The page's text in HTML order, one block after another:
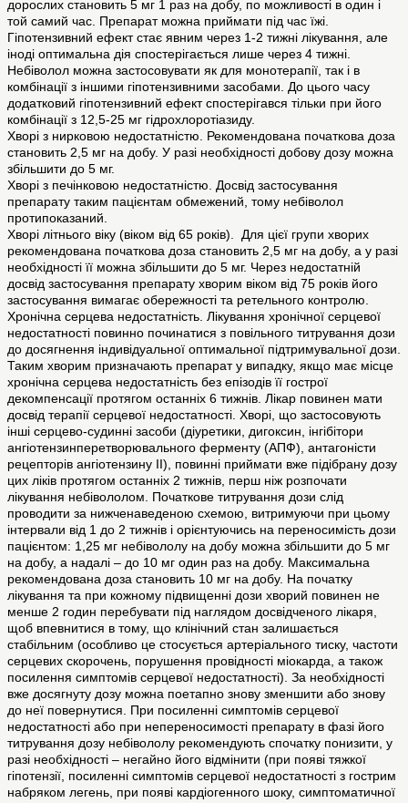
дорослих становить 5 мг 1 раз на добу, по можливості в один і
той самий час. Препарат можна приймати під час їжі.
Гіпотензивний ефект стає явним через 1-2 тижні лікування, але
іноді оптимальна дія спостерігається лише через 4 тижні.
Небіволол можна застосовувати як для монотерапії, так і в
комбінації з іншими гіпотензивними засобами. До цього часу
додатковий гіпотензивний ефект спостерігався тільки при його
комбінації з 12,5-25 мг гідрохлоротіазиду.
Хворі з нирковою недостатністю. Рекомендована початкова доза
становить 2,5 мг на добу. У разі необхідності добову дозу можна
збільшити до 5 мг.
Хворі з печінковою недостатністю. Досвід застосування
препарату таким пацієнтам обмежений, тому небіволол
протипоказаний.
Хворі літнього віку (віком від 65 років). Для цієї групи хворих
рекомендована початкова доза становить 2,5 мг на добу, а у разі
необхідності її можна збільшити до 5 мг. Через недостатній
досвід застосування препарату хворим віком від 75 років його
застосування вимагає обережності та ретельного контролю.
Хронічна серцева недостатність. Лікування хронічної серцевої
недостатності повинно починатися з повільного титрування дози
до досягнення індивідуальної оптимальної підтримувальної дози.
Таким хворим призначають препарат у випадку, якщо має місце
хронічна серцева недостатність без епізодів її гострої
декомпенсації протягом останніх 6 тижнів. Лікар повинен мати
досвід терапії серцевої недостатності. Хворі, що застосовують
інші серцево-судинні засоби (діуретики, дигоксин, інгібітори
ангіотензинперетворювального ферменту (АПФ), антагоністи
рецепторів ангіотензину ІІ), повинні приймати вже підібрану дозу
цих ліків протягом останніх 2 тижнів, перш ніж розпочати
лікування небівололом. Початкове титрування дози слід
проводити за нижченаведеною схемою, витримуючи при цьому
інтервали від 1 до 2 тижнів і орієнтуючись на переносимість дози
пацієнтом: 1,25 мг небівололу на добу можна збільшити до 5 мг
на добу, а надалі – до 10 мг один раз на добу. Максимальна
рекомендована доза становить 10 мг на добу. На початку
лікування та при кожному підвищенні дози хворий повинен не
менше 2 годин перебувати під наглядом досвідченого лікаря,
щоб впевнитися в тому, що клінічний стан залишається
стабільним (особливо це стосується артеріального тиску, частоти
серцевих скорочень, порушення провідності міокарда, а також
посилення симптомів серцевої недостатності). За необхідності
вже досягнуту дозу можна поетапно знову зменшити або знову
до неї повернутися. При посиленні симптомів серцевої
недостатності або при непереносимості препарату в фазі його
титрування дозу небівололу рекомендують спочатку понизити, у
разі необхідності – негайно його відмінити (при появі тяжкої
гіпотензії, посиленні симптомів серцевої недостатності з гострим
набряком легень, при появі кардіогенного шоку, симптоматичної